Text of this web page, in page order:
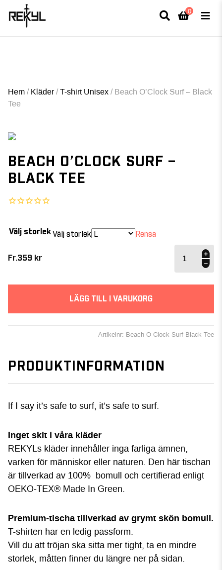
FULLT TRYCK I LEDNINGAR- MEDFÖR LÄNGRE LEVERANSTID - FRI FRAKT
0
Hem/ Kläder/T-shirt Unisex/Beach O’Clock Surf – Black
Tee
BEACH O’CLOCK SURF –
BLACK TEE
Välj storlekVälj storlek Rensa
Fr.359 kr
O'Clock
Tee
LÄGG TILL I VARUKORG
Artikelnr: Beach O Clock Surf Black Tee
PRODUKTINFORMATION
If I say it’s safe to surf, it’s safe to surf.
Inget skit i våra kläder
REKYLs kläder innehåller inga farliga ämnen,
varken för människor eller naturen. Den här tischan
är tillverkad av 100% bomull och certifierad enligt
OEKO-TEX® Made In Green.
Premium-tischa tillverkad av grymt skön bomull.
T-shirten har en ledig passform.
Vill du att tröjan ska sitta mer tight, ta en mindre
storlek, måtten finner du längre ner på sidan.